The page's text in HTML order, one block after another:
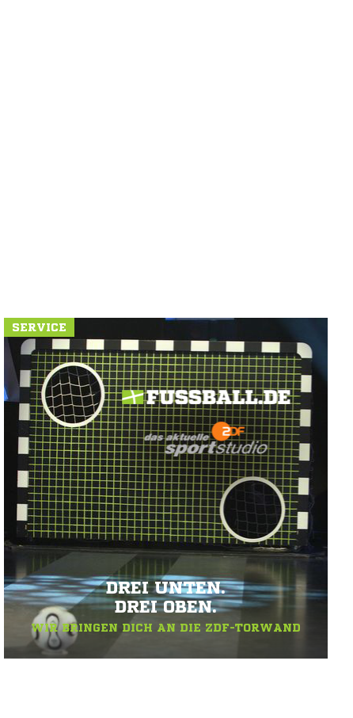
SERVICE
DREI UNTEN.
DREI OBEN.
WIR BRINGEN DICH AN DIE ZDF-TORWAND